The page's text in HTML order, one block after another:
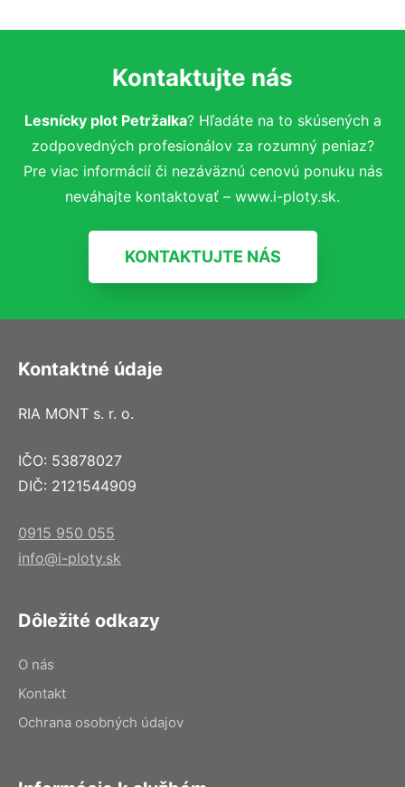
Kontaktujte nás
Lesnícky plot Petržalka? Hľadáte na to skúsených a
zodpovedných profesionálov za rozumný peniaz?
Pre viac informácií či nezáväznú cenovú ponuku nás
neváhajte kontaktovať – www.i-ploty.sk.
KONTAKTUJTE NÁS
Kontaktné údaje
RIA MONT s. r. o.
IČO: 53878027
DIČ: 2121544909
0915 950 055
info@i-ploty.sk
Dôležité odkazy
O nás
Kontakt
Ochrana osobných údajov